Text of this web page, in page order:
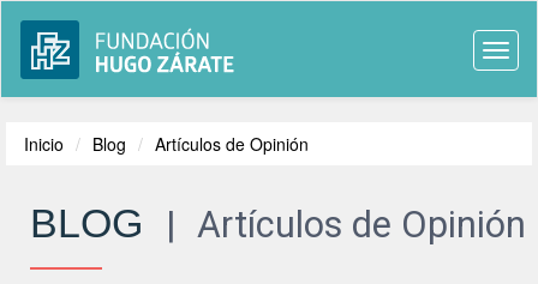
Inicio Blog Artículos de Opinión
BLOG | Artículos de Opinión